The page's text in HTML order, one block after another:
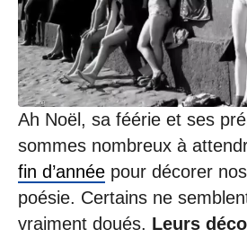
6
:
3
8
Ah Noël, sa féérie et ses
sommes nombreux à
fin d’année pour décorer
poésie. Certains ne
vraiment doués. Leurs